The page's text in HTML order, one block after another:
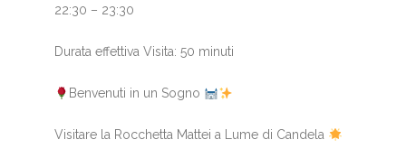
22:30 – 23:30
Durata effettiva Visita: 50 minuti
Benvenuti in un Sogno
Visitare la Rocchetta Mattei a Lume di Candela